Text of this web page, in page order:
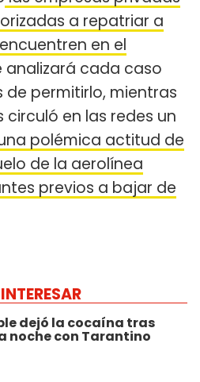
a repatriar a
en el
analizará cada caso
permitirlo, mientras
en las redes un
polémica actitud de
de la aerolínea
previos a bajar de
dejó la cocaína tras
noche con Tarantino